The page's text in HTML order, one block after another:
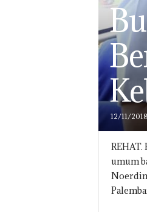
12/11/2018
umum
Noerdin